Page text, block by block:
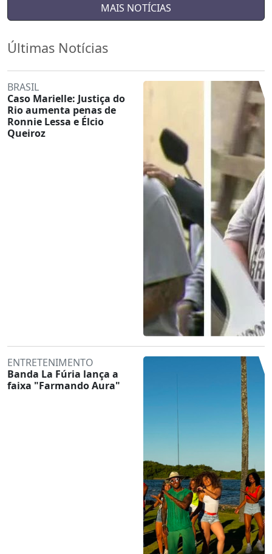
MAIS NOTÍCIAS
Últimas Notícias
BRASIL
Caso Marielle: Justiça do
Rio aumenta penas de
Ronnie Lessa e Élcio
Queiroz
ENTRETENIMENTO
Banda La Fúria lança a
faixa "Farmando Aura"